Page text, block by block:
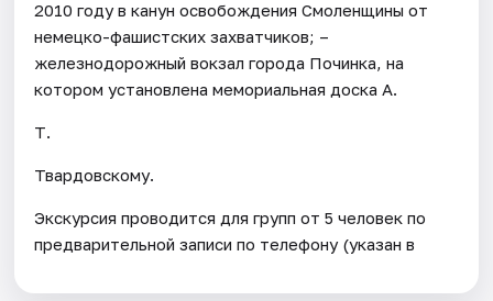
2010 году в канун освобождения Смоленщины от
немецко-фашистских захватчиков; –
железнодорожный вокзал города Починка, на
котором установлена мемориальная доска А.
Т.
Твардовскому.
Экскурсия проводится для групп от 5 человек по
предварительной записи по телефону (указан в